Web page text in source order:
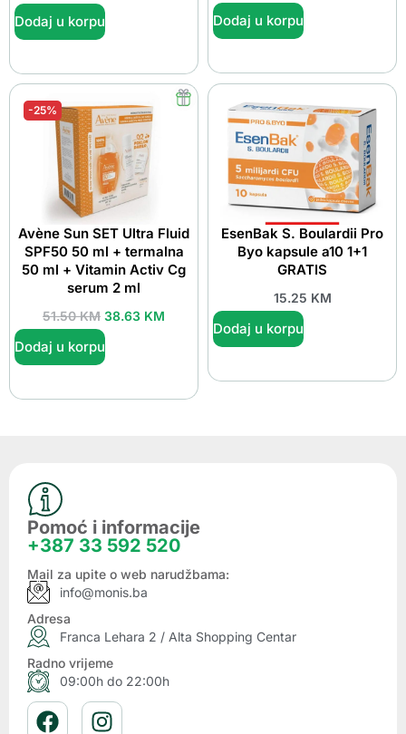
Dodaj u korpu Dodaj u korpu
-25%
Avène Sun SET Ultra Fluid
SPF50 50 ml + termalna
50 ml + Vitamin Activ Cg
serum 2 ml
51.50KM 38.63 KM
Dodaj u korpu
EsenBak S. Boulardii Pro
Byo kapsule a10 1+1
GRATIS
15.25 KM
Dodaj u korpu
Pomoć i informacije
+387 33 592 520
Mail za upite o web narudžbama:
info@monis.ba
Adresa
Franca Lehara 2 / Alta Shopping Centar
Radno vrijeme
09:00h do 22:00h